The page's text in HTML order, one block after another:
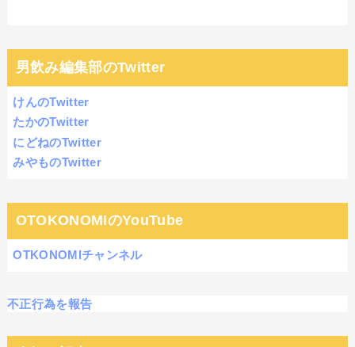
男飲み編集部のTwitter
けんのTwitter
たかのTwitter
にどねのTwitter
みやものTwitter
OTOKONOMIのYouTube
OTKONOMIチャンネル
不正行為を報告